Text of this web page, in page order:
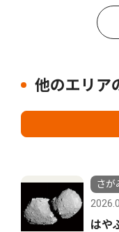
他のエリア
さが
はや